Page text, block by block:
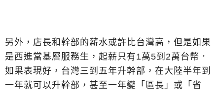
另外，店長和幹部的薪水或許比台灣高，但是如果
是西進當基層服務生，起薪只有1萬5到2萬台幣．
如果表現好，台灣三到五年升幹部，在大陸半年到
一年就可以升幹部，甚至一年變「區長」或「省